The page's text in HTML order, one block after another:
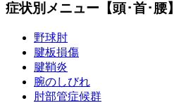
症状別メニュー【頭･首･腰】
野球肘
腱板損傷
腱鞘炎
腕のしびれ
肘部管症候群